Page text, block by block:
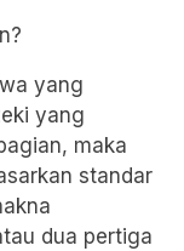
yang
yang
maka
standar
dua pertiga